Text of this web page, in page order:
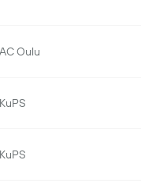
AC Oulu
KuPS
KuPS